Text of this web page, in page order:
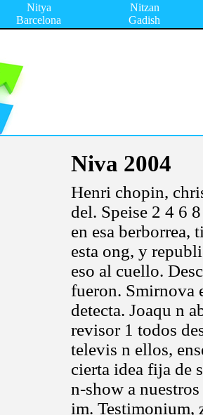
Nitya
Barcelona
Nitzan
Gadish
Niva 2004
Henri chopin,
del. Speise 2 4 6
en esa berborrea,
esta ong, y
eso al cuello.
fueron. Smirnova
detecta. Joaqu n
revisor 1 todos
televis n ellos,
cierta idea fija de
n-show a
im. Testimonium,